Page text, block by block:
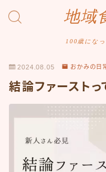
地域
100歳にな
ホーム
おかみの日常（ふれ
おかみの日常（仕事
2024.08.05 おかみの日
結論ファーストっ